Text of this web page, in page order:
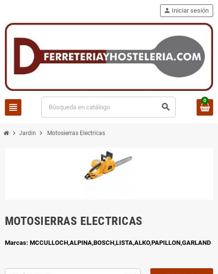
view_headline search
person Iniciar sesión
0
chevron_right Jardin chevron_right Motosierras Electricas
MOTOSIERRAS ELECTRICAS
Marcas: MCCULLOCH,ALPINA,BOSCH,LISTA,ALKO,PAPILLON,GARLAND